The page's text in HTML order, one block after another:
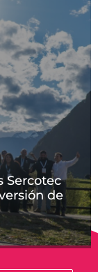
Sercotec
de